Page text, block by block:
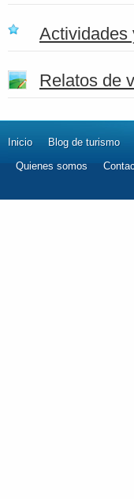
Actividades
Relatos de
Inicio Blog de turismo
Quienes somos